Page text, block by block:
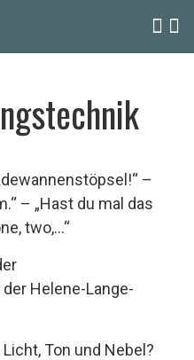
–
– „Hast du mal das
two,…“
Helene-Lange-
Ton und Nebel?